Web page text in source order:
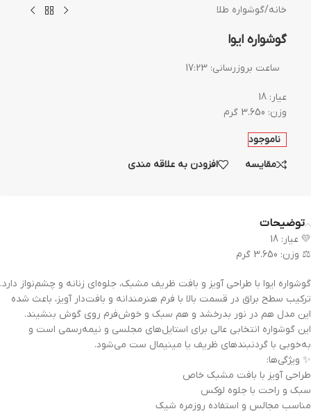
خانه/گوشواره طلا
گوشواره ایوا
ساعت بروزرسانی: 17:23
عیار: 18
وزن: 3.650 گرم
ناموجود
مقایسه
افزودن به علاقه مندی
توضیحات
💛 عیار: 18
⚖️ وزن: 3.650 گرم
گوشواره ایوا با طراحی آویز و بافت ظریف مشبک، جلوه‌ای زنانه و چشم‌نواز دارد.
ترکیب سطح براق در قسمت بالا با فرم هنرمندانه و بافت‌دار آویز، باعث شده
این مدل هم در نور بدرخشد و هم سبک و خوش‌فرم روی گوش بنشیند.
این گوشواره انتخابی عالی برای استایل‌های مجلسی و نیمه‌رسمی است و
به‌خوبی با گردنبندهای ظریف یا مینیمال ست می‌شود.
✨ ویژگی‌ها:
طراحی آویز با بافت مشبک خاص
سبک و راحت با جلوه لوکس
مناسب مجالس و استفاده روزمره شیک